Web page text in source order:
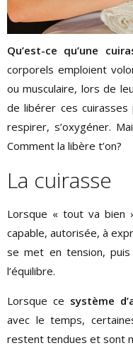
Qu’est-ce qu’une
corporels emploient
ou musculaire, lors de
de libérer ces
respirer, s’oxygéner.
Comment la libère t’on?
La cuirasse
Lorsque « tout va bien
capable, autorisée, à
se met en tension,
l’équilibre.
Lorsque ce système
avec le temps,
restent tendues et sont